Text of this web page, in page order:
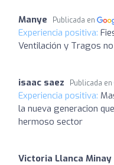
Manye Publicada en
Experiencia positiva:
Ventilación y Tragos
isaac saez Publicada en
Experiencia positiva:
la nueva generacion
hermoso sector
Victoria Llanca Minay